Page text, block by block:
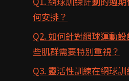
何安排？
Q2. 如何針對網球運動
些肌群需要特別重視？
Q3. 靈活性訓練在網球